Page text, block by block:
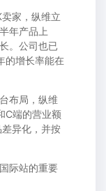
家，纵维立
年产品上
。公司也已
的增长率能在
布局，纵维
C端的营业额
异化，并按
际站的重要